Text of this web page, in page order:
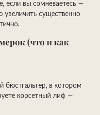
если вы сомневаетесь —
увеличить существенно
(что и как
бюстгальтер, в котором
корсетный лиф —